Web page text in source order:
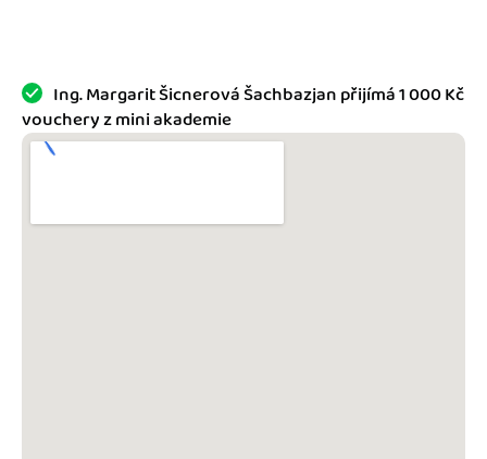
Ing. Margarit Šicnerová Šachbazjan přijímá 1 000 Kč
vouchery z mini akademie